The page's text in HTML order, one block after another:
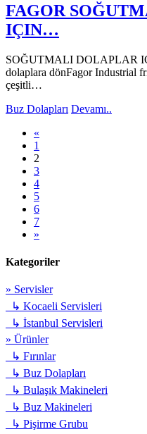
FAGOR
IÇIN…
SOĞUTMALI DOLAPLAR
dolaplara dönFagor Industrial
çeşitli…
Buz Dolapları Devamı..
«
1
2
3
4
5
6
7
»
Kategoriler
» Servisler
↳ Kocaeli Servisleri
↳ İstanbul Servisleri
» Ürünler
↳ Fırınlar
↳ Buz Dolapları
↳ Bulaşık Makineleri
↳ Buz Makineleri
↳ Pişirme Grubu